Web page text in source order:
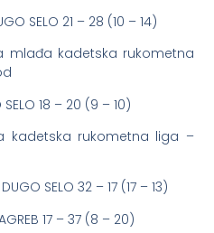
SELO 21 – 28 (10 – 14)
mlađa kadetska rukometna
SELO 18 – 20 (9 – 10)
kadetska rukometna liga –
SELO 32 – 17 (17 – 13)
17 – 37 (8 – 20)